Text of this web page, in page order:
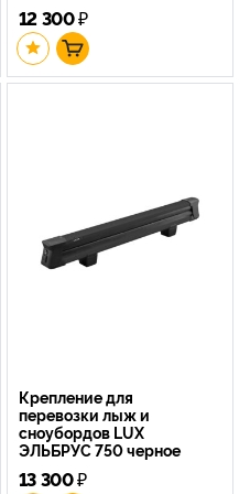
12 300₽
Крепление для
перевозки лыж и
сноубордов LUX
ЭЛЬБРУС 750 черное
13 300₽